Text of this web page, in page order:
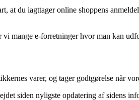
at du iagttager online shoppens
mange e-forretninger hvor man kan
varer, og tager godtgørelse når
siden nyligste opdatering af sidens